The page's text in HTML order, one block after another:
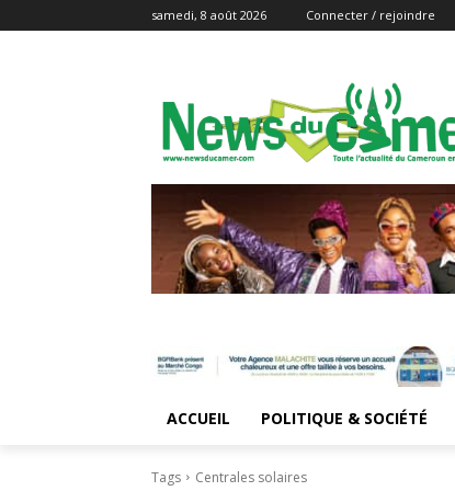
samedi, 8 août 2026 Connecter / rejoindre
ACCUEIL POLITIQUE & SOCIÉTÉ
Tags Centrales solaires